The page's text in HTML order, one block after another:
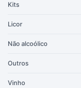
Kits
Licor
Não alcoólico
Outros
Vinho